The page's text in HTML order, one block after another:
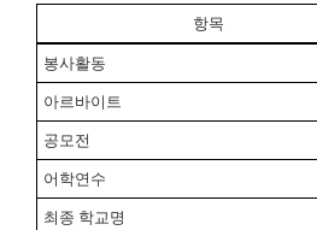
항목
봉사활동
아르바이트
공모전
어학연수
최종 학교명